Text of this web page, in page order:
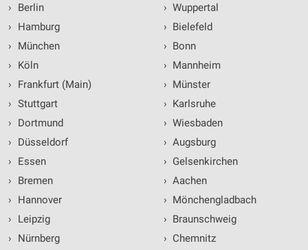
›
Berlin
›
Hamburg
›
München
›
Köln
›
Frankfurt (Main)
› Stuttgart
›
Dortmund
›
Düsseldorf
›
Essen
›
Bremen
›
Hannover
›
Leipzig
›
Nürnberg
› Wuppertal
› Bielefeld
› Bonn
› Mannheim
› Münster
› Karlsruhe
› Wiesbaden
› Augsburg
› Gelsenkirchen
› Aachen
› Mönchengladbach
› Braunschweig
› Chemnitz